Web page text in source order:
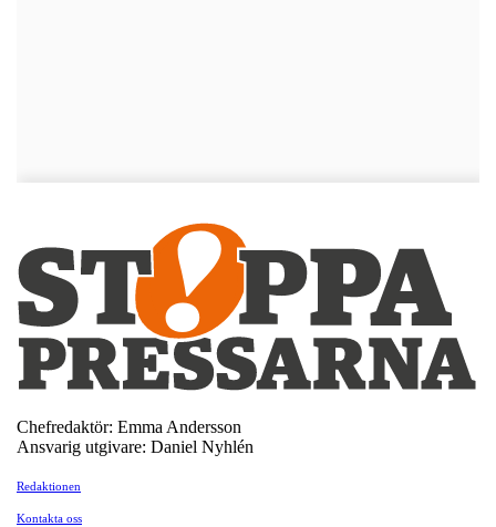
Chefredaktör: Emma Andersson
Ansvarig utgivare: Daniel Nyhlén
Redaktionen
Kontakta oss